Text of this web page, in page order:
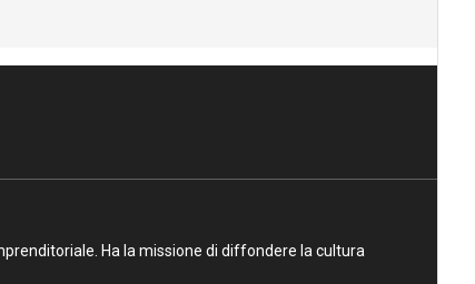
Ha la missione di diffondere la cultura